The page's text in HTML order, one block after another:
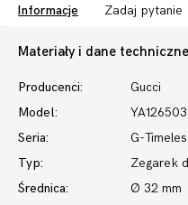
Informacje Zadaj pytanie
Materiały i dane techniczne
Producenci:
Gucci
Model:
Seria:
G-
Typ:
Zegarek
Średnica:
Ø 32 mm